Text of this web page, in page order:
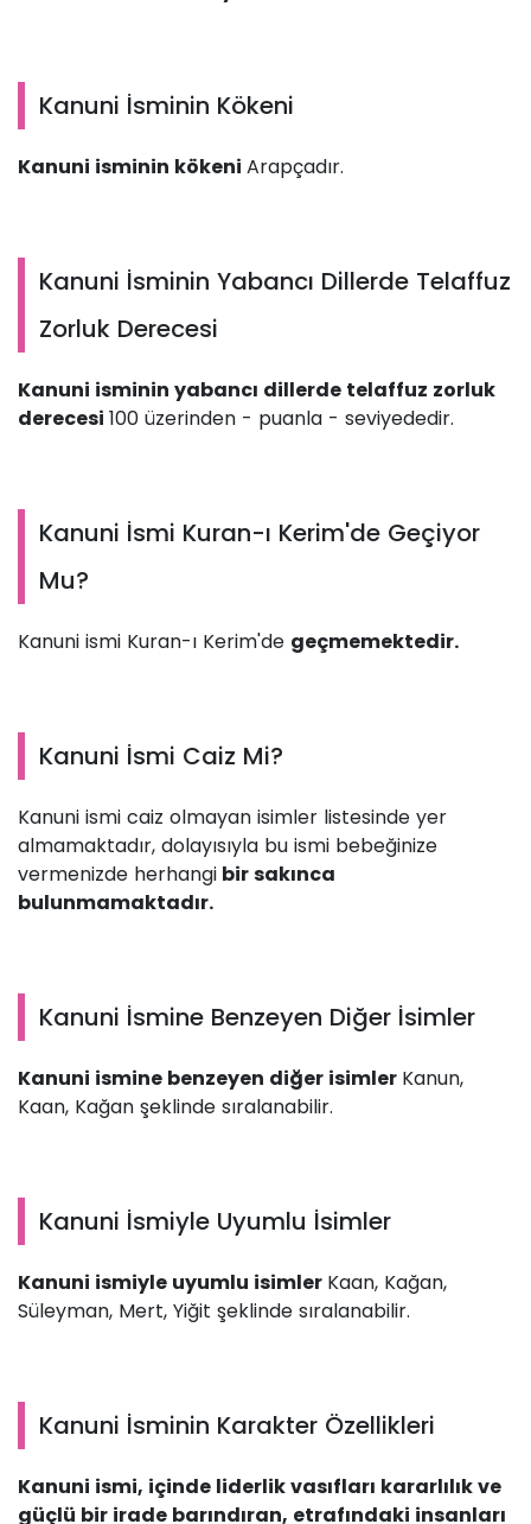
Kanuni İsminin Kökeni
Kanuni isminin kökeni Arapçadır.
Kanuni İsminin Yabancı Dillerde Telaffuz
Zorluk Derecesi
Kanuni isminin yabancı dillerde telaffuz zorluk
derecesi 100 üzerinden - puanla - seviyededir.
Kanuni İsmi Kuran-ı Kerim'de Geçiyor
Mu?
Kanuni ismi Kuran-ı Kerim'de geçmemektedir.
Kanuni İsmi Caiz Mi?
Kanuni ismi caiz olmayan isimler listesinde yer
almamaktadır, dolayısıyla bu ismi bebeğinize
vermenizde herhangi bir sakınca
bulunmamaktadır.
Kanuni İsmine Benzeyen Diğer İsimler
Kanuni ismine benzeyen diğer isimler Kanun,
Kaan, Kağan şeklinde sıralanabilir.
Kanuni İsmiyle Uyumlu İsimler
Kanuni ismiyle uyumlu isimler Kaan, Kağan,
Süleyman, Mert, Yiğit şeklinde sıralanabilir.
Kanuni İsminin Karakter Özellikleri
Kanuni ismi, içinde liderlik vasıfları kararlılık ve
güçlü bir irade barındıran, etrafındaki insanları